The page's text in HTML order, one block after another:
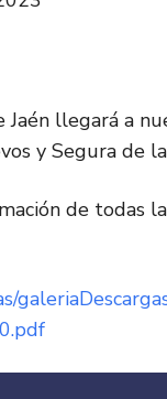
llegará a
y Segura de
de todas